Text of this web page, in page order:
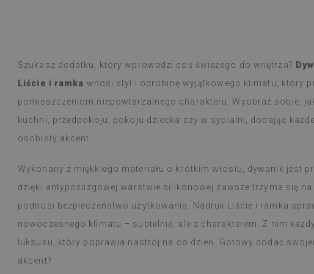
Szukasz dodatku, który wprowadzi coś świeżego do wnętrza?
Liście i ramka wnosi styl i odrobinę wyjątkowego klimatu, który
pomieszczeniom niepowtarzalnego charakteru. Wyobraź sobie,
kuchni, przedpokoju, pokoju dziecka czy w sypialni, dodając
osobisty akcent.
Wykonany z miękkiego materiału o krótkim włosiu, dywanik jest
dzięki antypoślizgowej warstwie silikonowej zawsze trzyma się
podnosi bezpieczeństwo użytkowania. Nadruk Liście i ramka
nowoczesnego klimatu – subtelnie, ale z charakterem. Z nim
luksusu, który poprawia nastrój na co dzień. Gotowy dodać
akcent?
wyborem
informacją, był dobrze
Montaż łatwy,
trudności a efekt
Jestem bardzo
natężeniu gotowania
nie zauważyłam by coś
przeciera się wilgotną
czy zachlapie.
Beatrycze K
1 rok temu